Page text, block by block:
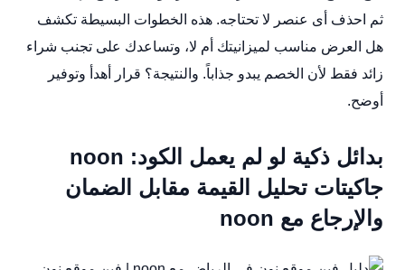
ثم احذف أى عنصر لا تحتاجه. هذه الخطوات البسيطة تكشف
هل العرض مناسب لميزانيتك أم لا، وتساعدك على تجنب شراء
زائد فقط لأن الخصم يبدو جذاباً. والنتيجة؟ قرار أهدأ وتوفير
أوضح.
بدائل ذكية لو لم يعمل الكود: noon
جاكيتات تحليل القيمة مقابل الضمان
والإرجاع مع noon